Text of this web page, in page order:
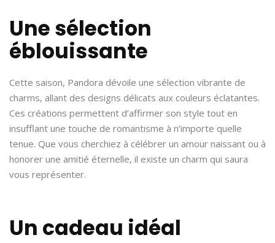
Une sélection
éblouissante
Cette saison, Pandora dévoile une sélection vibrante de
charms, allant des designs délicats aux couleurs éclatantes.
Ces créations permettent d’affirmer son style tout en
insufflant une touche de romantisme à n’importe quelle
tenue. Que vous cherchiez à célébrer un amour naissant ou à
honorer une amitié éternelle, il existe un charm qui saura
vous représenter.
Un cadeau idéal